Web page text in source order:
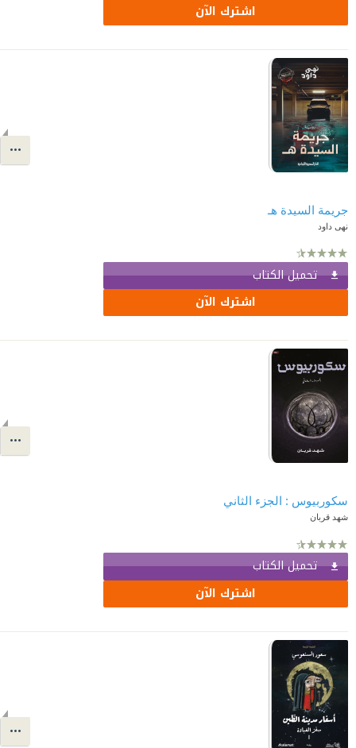
اشترك الآن
جريمة السيدة هـ
نهى داود
تحميل الكتاب
اشترك الآن
سكوربيوس : الجزء الثاني
شهد قربان
تحميل الكتاب
اشترك الآن